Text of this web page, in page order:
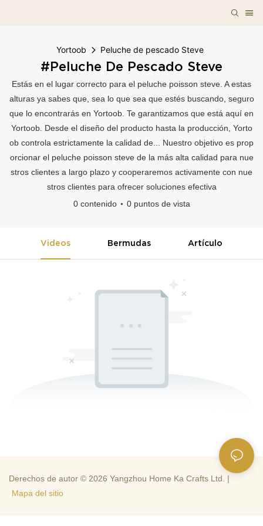
Yortoob Peluche de pescado Steve
#Peluche De Pescado Steve
Estás en el lugar correcto para el peluche poisson steve. A estas
alturas ya sabes que, sea lo que sea que estés buscando, seguro
que lo encontrarás en Yortoob. Te garantizamos que está aquí en
Yortoob. Desde el diseño del producto hasta la producción, Yorto
ob controla estrictamente la calidad de... Nuestro objetivo es prop
orcionar el peluche poisson steve de la más alta calidad para nue
stros clientes a largo plazo y cooperaremos activamente con nue
stros clientes para ofrecer soluciones efectiva
0 contenido
0 puntos de vista
Videos Bermudas Artículo
Derechos de autor © 2026 Yangzhou Home Ka Crafts Ltd. |
Mapa del sitio